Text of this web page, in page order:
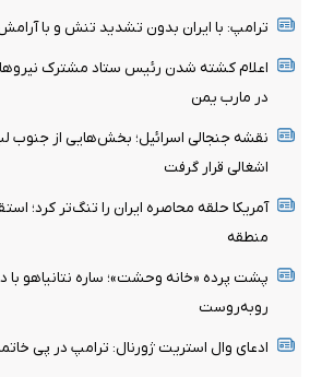
ترامپ: با ایران بدون تشدید تنش و با
اعلام کشته شدن رئیس ستاد مشترک
در مارب یمن
نقشه جنجالی اسرائیل؛ بخش‌هایی از جنوب
اشغالی قرار گرفت
منطقه
پشت پرده «خانه وحشت»؛ ساره نتانیاهو با
روبه‌روست
ادعای وال استریت ژورنال: ترامپ در پی